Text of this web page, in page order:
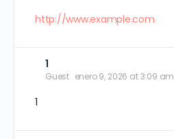
http://www.example.com
1
Guest enero 9, 2026 at 3:09 am
1